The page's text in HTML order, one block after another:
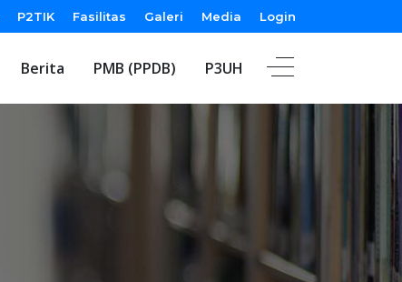
P2TIK Fasilitas Galeri Media Login
Berita PMB (PPDB) P3UH